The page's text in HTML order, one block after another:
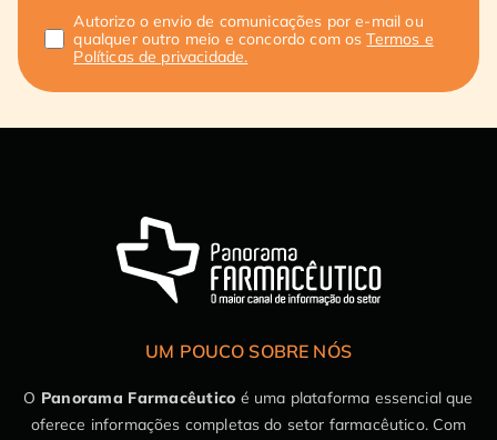
Autorizo o envio de comunicações por e-mail ou
qualquer outro meio e concordo com osTermos e
Políticas de privacidade.
UM POUCO SOBRE NÓS
O Panorama Farmacêutico é uma plataforma essencial que
oferece informações completas do setor farmacêutico. Com